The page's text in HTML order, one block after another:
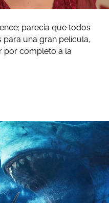
parecía que todos
para una gran película,
por completo a la